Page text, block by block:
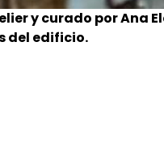
y curado por Ana
del edificio.